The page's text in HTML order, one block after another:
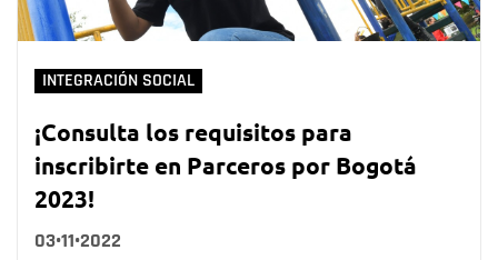
INTEGRACIÓN SOCIAL
¡Consulta los requisitos para
inscribirte en Parceros por Bogotá
2023!
03•11•2022